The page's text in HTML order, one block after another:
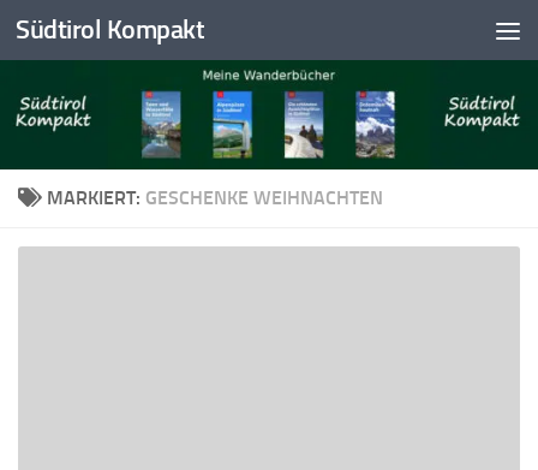
Skip to content
Südtirol Kompakt
MARKIERT: GESCHENKE WEIHNACHTEN